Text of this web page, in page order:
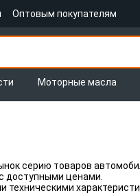
Оптовым покупателям
Моторные масла
серию товаров
доступными ценами.
техническими